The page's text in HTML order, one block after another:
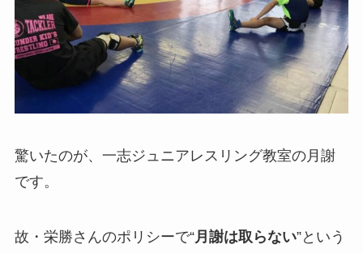
驚いたのが、一志ジュニアレスリング教室の月謝
です。
故・栄勝さんのポリシーで“月謝は取らない”という